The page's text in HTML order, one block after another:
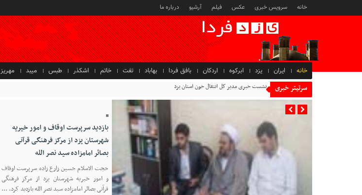
خانه سرویس خبری عکس فیلم آرشیو درباره ما
خانه ایران یزد ابرکوه اردکان بافق فردا بهاباد تفت خاتم اشکذر طبس میبد مهریز
سرتیتر خبری نشست خبری مدیر کل انتقال خون استان یزد
بازدید سرپرست اوقاف و امور خیریه
شهرستان یزد از مرکز فرهنگی قرآنی
بصائر امامزاده سید نصر الله
حجت الاسلام حسین زارع زاده سرپرست اوقاف
و امور خیریه شهرستان یزد از مرکز فرهنگی
قرآنی بصائر امامزاده سید نصر الله بازدید کرد. ...